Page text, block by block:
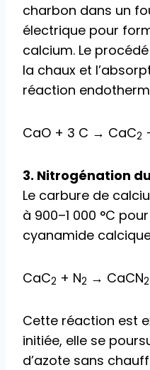
charbon dans un
électrique pour
calcium. Le
la chaux et
réaction
CaO + 3 C → CaC2
3. Nitrogénation
Le carbure de
à 900–1 000 °C
cyanamide
CaC2 + N2 → CaCN2
Cette réaction est
initiée, elle se
d’azote sans